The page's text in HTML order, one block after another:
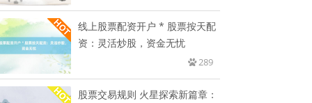
线上股票配资开户 * 股票按天配
资：灵活炒股，资金无忧
289
股票交易规则 火星探索新篇章：